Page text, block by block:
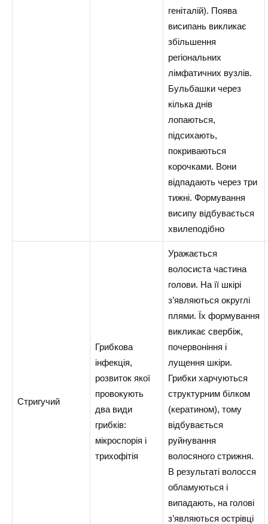
геніталій). Поява
висипань викликає
збільшення
регіональних
лімфатичних вузлів.
Бульбашки через
кілька днів
лопаються,
підсихають,
покриваються
корочками. Вони
відпадають через три
тижні. Формування
висипу відбувається
хвилеподібно
Стригучий
Грибкова
інфекція,
розвиток якої
провокують
два види
грибків:
мікроспорія і
трихофітія
Уражається
волосиста частина
голови. На її шкірі
з’являються округлі
плями. Їх формування
викликає свербіж,
почервоніння і
лущення шкіри.
Грибки харчуються
структурним білком
(кератином), тому
відбувається
руйнування
волосяного стрижня.
В результаті волосся
обламуються і
випадають, на голові
з’являються острівці